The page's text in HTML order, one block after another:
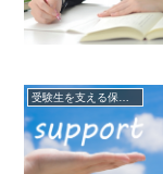
受験生を支える保護者の方へ